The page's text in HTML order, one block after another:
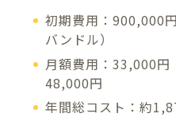
初期費用：900,000
バンドル）
月額費用：33,000円
48,000円
年間総コスト：約